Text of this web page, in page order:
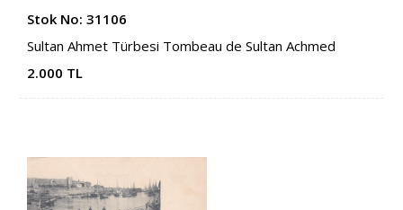
Stok No: 31106
Sultan Ahmet Türbesi Tombeau de Sultan Achmed
2.000 TL